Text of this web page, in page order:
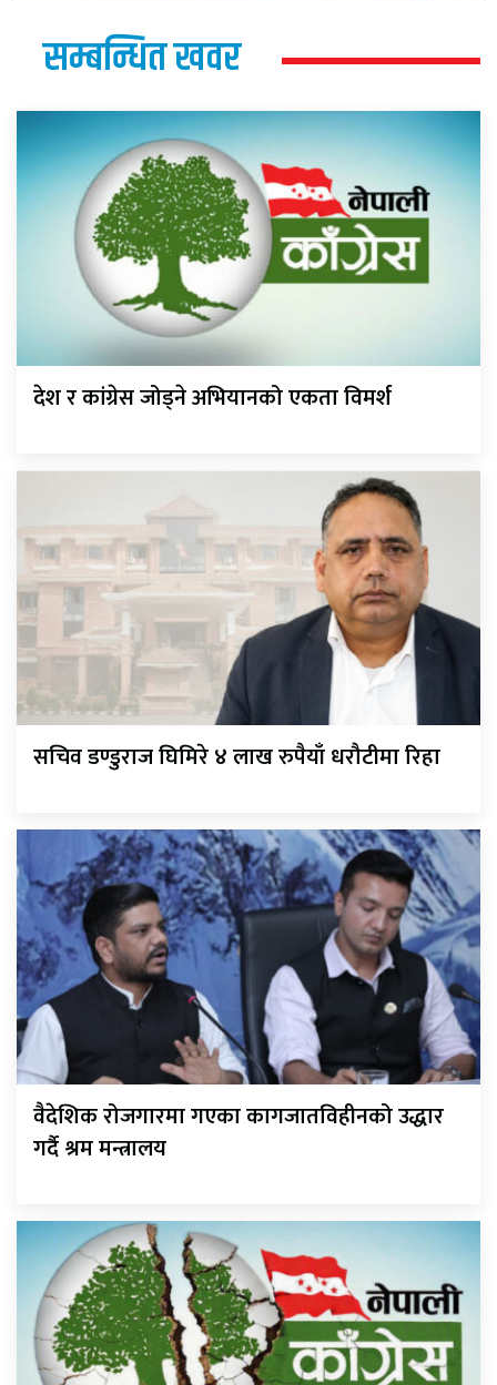
सम्बन्धित खवर
देश र कांग्रेस जोड्ने अभियानको एकता विमर्श
सचिव डण्डुराज घिमिरे ४ लाख रुपैयाँ धरौटीमा रिहा
वैदेशिक रोजगारमा गएका कागजातविहीनको उद्धार
गर्दै श्रम मन्त्रालय